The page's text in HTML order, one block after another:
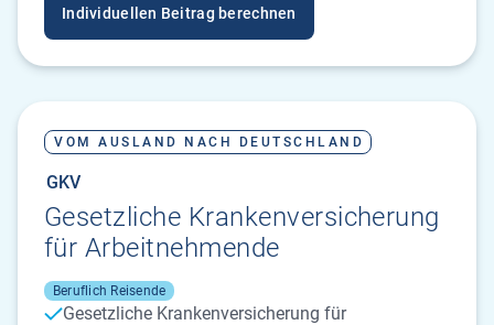
Individuellen Beitrag berechnen
VOM AUSLAND NACH DEUTSCHLAND
GKV
Gesetzliche Kranken­versicherung
für Arbeitnehmende
Beruflich Reisende
Gesetzliche Krankenversicherung für